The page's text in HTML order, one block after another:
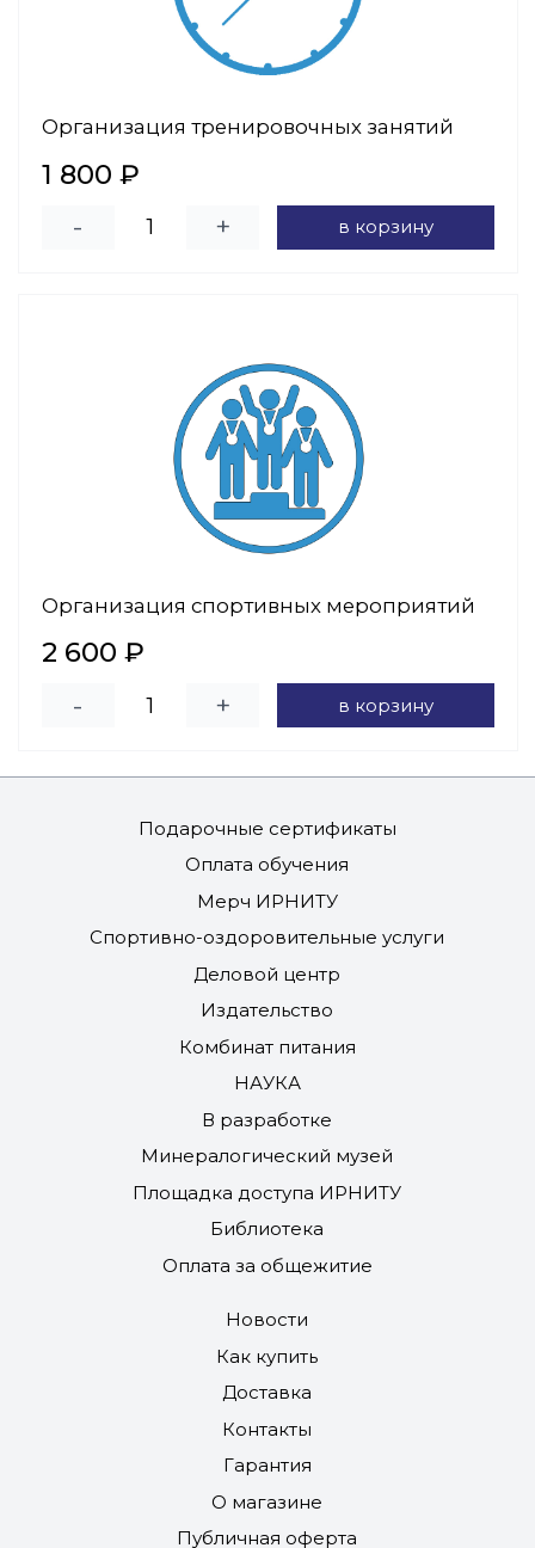
Организация тренировочных занятий
1 800 ₽
-
+ в корзину
Организация спортивных мероприятий
2 600 ₽
-
+ в корзину
Подарочные сертификаты
Оплата обучения
Мерч ИРНИТУ
Спортивно-оздоровительные услуги
Деловой центр
Издательство
Комбинат питания
НАУКА
В разработке
Минералогический музей
Площадка доступа ИРНИТУ
Библиотека
Оплата за общежитие
Новости
Как купить
Доставка
Контакты
Гарантия
О магазине
Публичная оферта